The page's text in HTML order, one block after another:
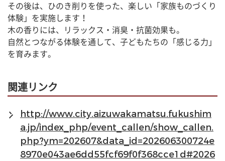
その後は、ひのき削りを使った、楽しい「家族ものづくり
体験」を実施します！
木の香りには、リラックス・消臭・抗菌効果も。
自然とつながる体験を通して、子どもたちの「感じる力」
を育みます。
関連リンク
http://www.city.aizuwakamatsu.fukushim
a.jp/index_php/event_callen/show_callen.
php?ym=202607&data_id=202606300724e
8970e043ae6dd55fcf69f0f368cce1d#2026